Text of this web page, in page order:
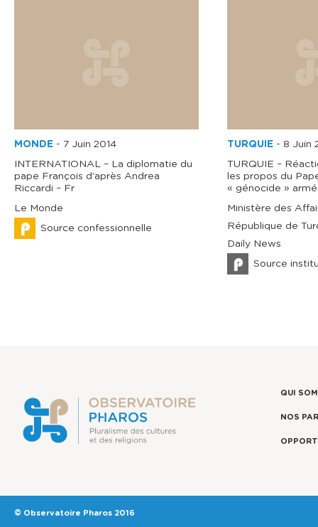
MONDE - 7 Juin 2014
INTERNATIONAL – La diplomatie du
pape François d’après Andrea
Riccardi – Fr
Le Monde
Source confessionnelle
TURQUIE- 8 Juin
TURQUIE –
les propos du
« génocide »
Ministère des
République de
Daily News
Source
QUI
NOS
© Observatoire Pharos 2016